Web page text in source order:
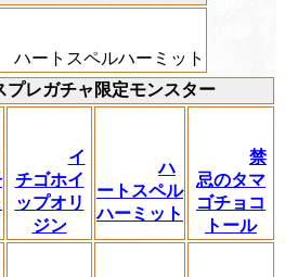
ハートスペルハーミット
プレガチャ限定モンスター
イ
チゴホイ
ップオリ
ジン
ハ
ートスペル
ハーミット
禁
忌のタマ
ゴチョコ
トール